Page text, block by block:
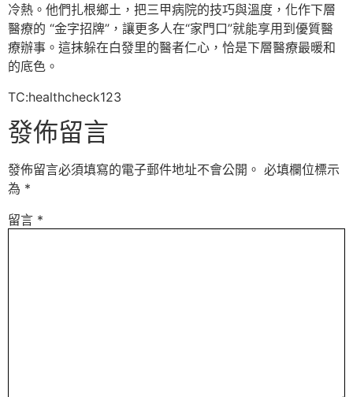
冷熱。他們扎根鄉土，把三甲病院的技巧與溫度，化作下層
醫療的 “金字招牌”，讓更多人在“家門口”就能享用到優質醫
療辦事。這抹躲在白發里的醫者仁心，恰是下層醫療最暖和
的底色。
TC:healthcheck123
發佈留言
發佈留言必須填寫的電子郵件地址不會公開。 必填欄位標示
為 *
留言 *